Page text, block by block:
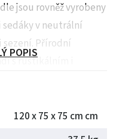
jsou rovněž vyrobeny
sedáky v neutrální
Přírodní
s rustikálním i
zpracování
životnost. Jídelní set
což podtrhuje jeho
POPIS
120 x 75 x 75 cm cm